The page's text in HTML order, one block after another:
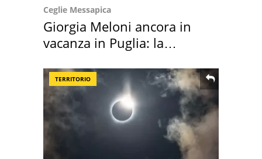
Ceglie Messapica
Giorgia Meloni ancora in
vacanza in Puglia: la
TERRITORIO